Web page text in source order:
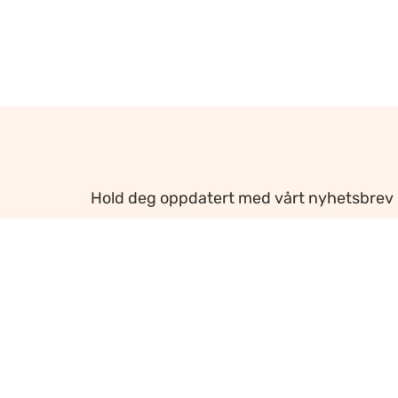
Hold deg oppdatert med vårt nyhetsbrev